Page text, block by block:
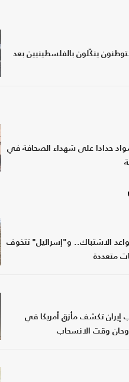
ينكّلون بالفلسطينيين بعد
بالسواد حدادا على شهداء الصحافة في
الاشتباك.. و"إسرائيل" تتخوف
متعددة
إيران تكشف مأزق أمريكا في
وقت الانسحاب